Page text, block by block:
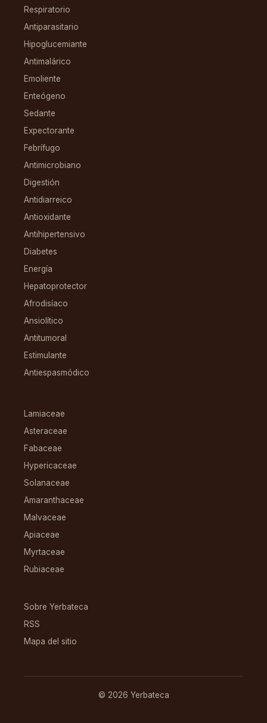
Respiratorio
Antiparasitario
Hipoglucemiante
Antimalárico
Emoliente
Enteógeno
Sedante
Expectorante
Febrífugo
Antimicrobiano
Digestión
Antidiarreico
Antioxidante
Antihipertensivo
Diabetes
Energía
Hepatoprotector
Afrodisíaco
Ansiolítico
Antitumoral
Estimulante
Antiespasmódico
Lamiaceae
Asteraceae
Fabaceae
Hypericaceae
Solanaceae
Amaranthaceae
Malvaceae
Apiaceae
Myrtaceae
Rubiaceae
Sobre Yerbateca
RSS
Mapa del sitio
© 2026 Yerbateca